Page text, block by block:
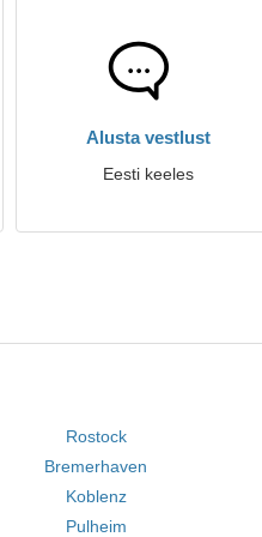
Alusta vestlust
Eesti keeles
Rostock
Bremerhaven
Koblenz
Pulheim